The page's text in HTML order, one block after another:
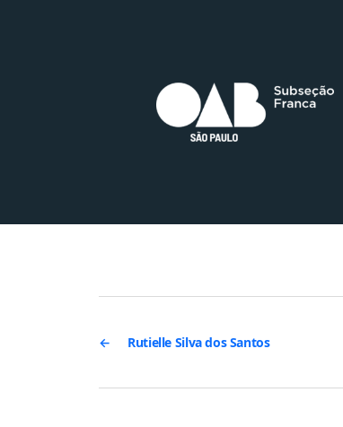
← Rutielle Silva dos Santos